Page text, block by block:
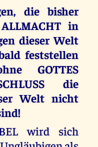
die bisher
in
dieser Welt
feststellen
GOTTES
die
Welt nicht
wird sich